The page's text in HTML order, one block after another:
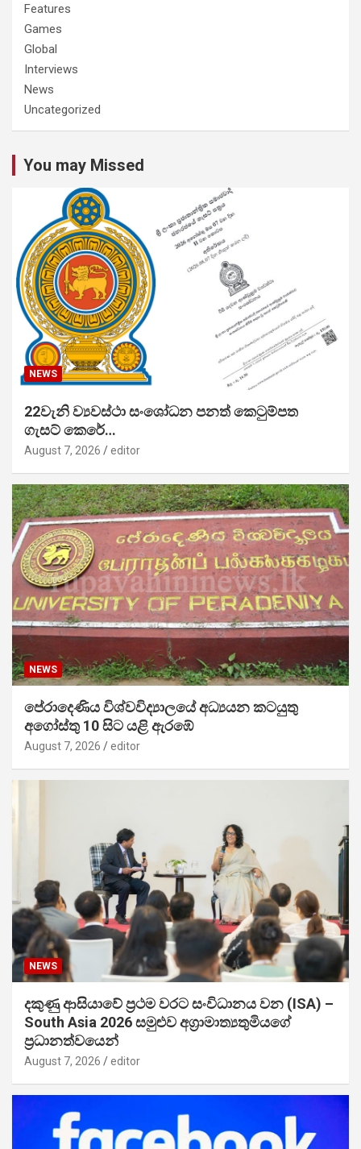
Features
Games
Global
Interviews
News
Uncategorized
You may Missed
NEWS
22වැනි ව්‍යවස්ථා සංශෝධන පනත් කෙටුම්පත
ගැසට් කෙරේ…
August 7, 2026 editor
NEWS
පේරාදෙණිය විශ්වවිද්‍යාලයේ අධ්‍යයන කටයුතු
අගෝස්තු 10 සිට යළි ඇරඹේ
August 7, 2026 editor
NEWS
දකුණු ආසියාවේ ප්‍රථම වරට සංවිධානය වන (ISA) –
South Asia 2026 සමුළුව අග්‍රාමාත්‍යතුමියගේ
ප්‍රධානත්වයෙන්
August 7, 2026 editor